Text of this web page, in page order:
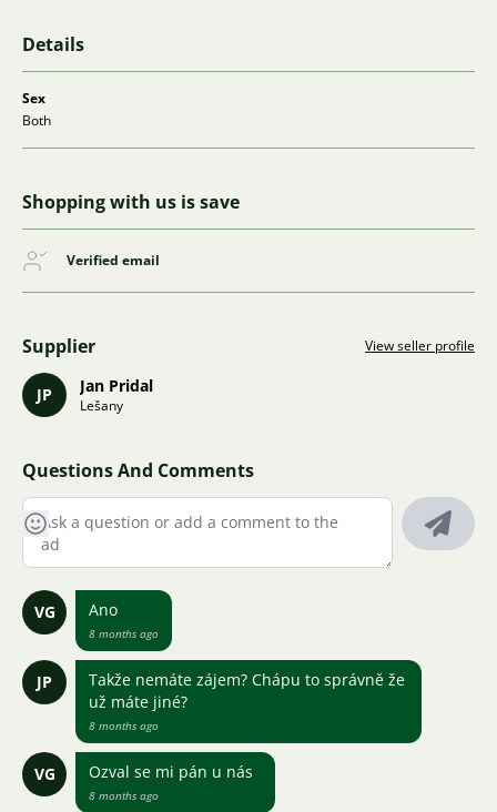
Details
Sex
Both
Shopping with us is save
Verified email
Supplier View seller profile
JP Jan Pridal
Lešany
Questions And Comments
VG Ano
8 months ago
JP
Takže nemáte zájem? Chápu to správně že
už máte jiné?
8 months ago
VG Ozval se mi pán u nás
8 months ago